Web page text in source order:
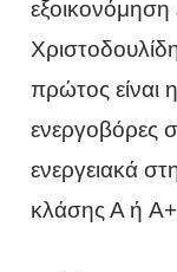
πρώτος είναι
ενεργοβόρες
ενεργειακά
κλάσης Α ή